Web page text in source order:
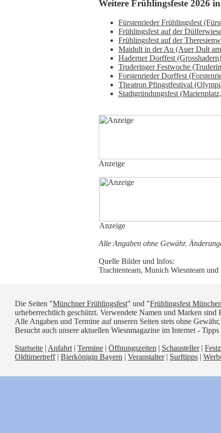
Weitere Frühlingsfeste 2026
Fürstenrieder Frühlingsfest
Frühlingsfest auf der
Frühlingsfest auf der
Maidult in der Au (Auer Dult
Haderner Dorffest
Truderinger Festwoche
Forstenrieder Dorffest
Theatron Pfingstfestival
Stadtgründungsfest
Anzeige
Anzeige
Alle Angaben ohne Gewähr.
Quelle Bilder und Infos:
Trachtenteam, Munich Wiesnteam
Die Seiten "Münchner Frühlingsfest" und "Frühlingsfest
urheberrechtlich geschützt. Verwendete Namen und Marken
Alle Angaben und Termine auf unseren Seiten stets ohne
Besucht auch unsere aktuellen Wiesnmagazine im Internet -
Startseite | Anfahrt | Termine | Öffnungszeiten | Schausteller|
Oldtimertreff| Bierkönigin Bayern | Veranstalter| Surftipps |